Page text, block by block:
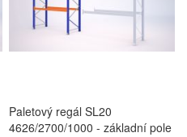
Paletový regál SL20
4626/2700/1000 - základní pole